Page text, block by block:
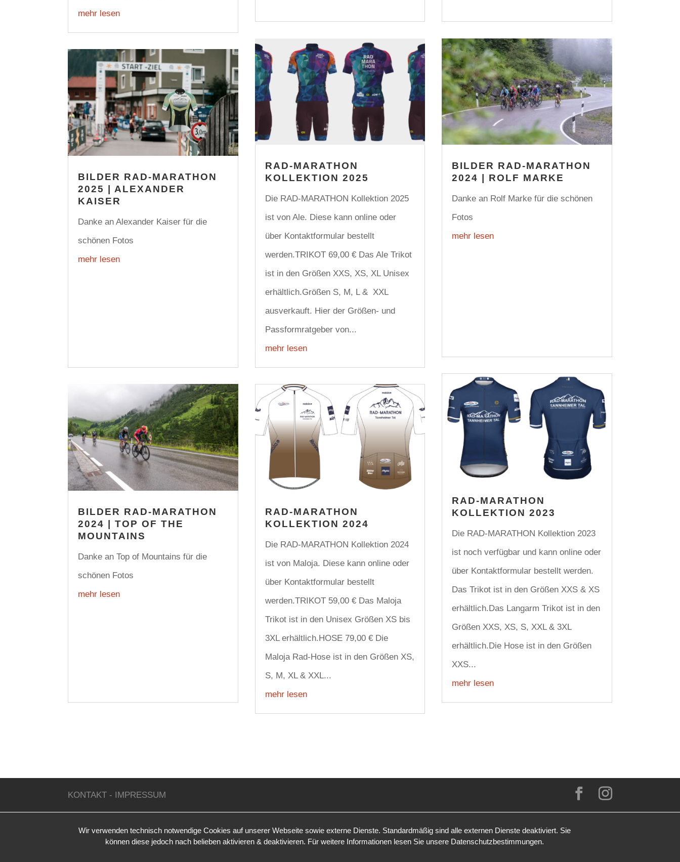
mehr lesen
BILDER RAD-MARATHON
2025 | ALEXANDER
KAISER
Danke an Alexander Kaiser für die
schönen Fotos
mehr lesen
BILDER RAD-MARATHON
2024 | TOP OF THE
MOUNTAINS
Danke an Top of Mountains für die
schönen Fotos
mehr lesen
RAD-MARATHON
KOLLEKTION 2025
Die RAD-MARATHON Kollektion 2025
ist von Ale. Diese kann online oder
über Kontaktformular bestellt
werden.TRIKOT 69,00 € Das Ale Trikot
ist in den Größen XXS, XS, XL Unisex
erhältlich.Größen S, M, L & XXL
ausverkauft. Hier der Größen- und
Passformratgeber von...
mehr lesen
RAD-MARATHON
KOLLEKTION 2024
Die RAD-MARATHON Kollektion 2024
ist von Maloja. Diese kann online oder
über Kontaktformular bestellt
werden.TRIKOT 59,00 € Das Maloja
Trikot ist in den Unisex Größen XS bis
3XL erhältlich.HOSE 79,00 € Die
Maloja Rad-Hose ist in den Größen XS,
S, M, XL & XXL...
mehr lesen
BILDER RAD-MARATHON
2024 | ROLF MARKE
Danke an Rolf Marke für die schönen
Fotos
mehr lesen
RAD-MARATHON
KOLLEKTION 2023
Die RAD-MARATHON Kollektion 2023
ist noch verfügbar und kann online oder
über Kontaktformular bestellt werden.
Das Trikot ist in den Größen XXS & XS
erhältlich.Das Langarm Trikot ist in den
Größen XXS, XS, S, XXL & 3XL
erhältlich.Die Hose ist in den Größen
XXS...
mehr lesen
KONTAKT - IMPRESSUM
Wir verwenden technisch notwendige Cookies auf unserer Webseite sowie externe Dienste. Standardmäßig sind alle externen Dienste deaktiviert. Sie
können diese jedoch nach belieben aktivieren & deaktivieren. Für weitere Informationen lesen Sie unsere Datenschutzbestimmungen.